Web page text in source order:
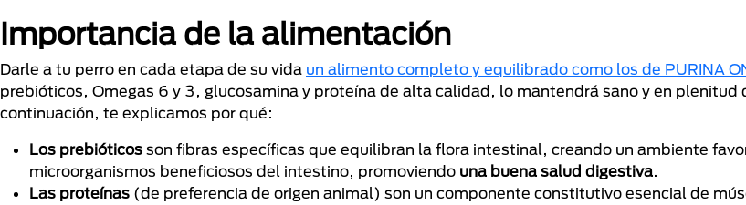
Importancia de la alimentación
Darle a tu perro en cada etapa de su vida un alimento completo y equilibrado como los de PURINA
prebióticos, Omegas 6 y 3, glucosamina y proteína de alta calidad, lo mantendrá sano y en plenitud
continuación, te explicamos por qué:
Los prebióticos son fibras específicas que equilibran la flora intestinal, creando un ambiente
microorganismos beneficiosos del intestino, promoviendo una buena salud digestiva.
Las proteínas (de preferencia de origen animal) son un componente constitutivo esencial de